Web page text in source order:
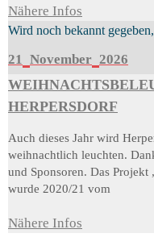
Nähere Infos
Wird noch bekannt gegeben,
21 November 2026
HERPERSDORF
Auch dieses Jahr wird
weihnachtlich leuchten.
und Sponsoren. Das Projekt
wurde 2020/21 vom
Nähere Infos